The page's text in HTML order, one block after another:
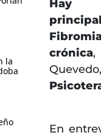
la
Hay
crónica,
En